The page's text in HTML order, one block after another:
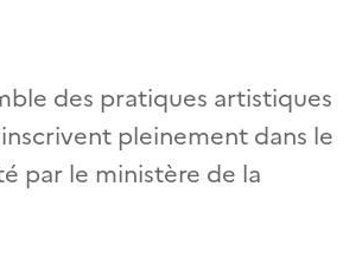
des pratiques artistiques
pleinement dans le
par le ministère de la